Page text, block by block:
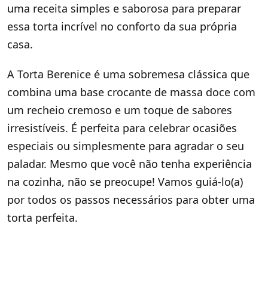
uma receita simples e saborosa para preparar
essa torta incrível no conforto da sua própria
casa.
A Torta Berenice é uma sobremesa clássica que
combina uma base crocante de massa doce com
um recheio cremoso e um toque de sabores
irresistíveis. É perfeita para celebrar ocasiões
especiais ou simplesmente para agradar o seu
paladar. Mesmo que você não tenha experiência
na cozinha, não se preocupe! Vamos guiá-lo(a)
por todos os passos necessários para obter uma
torta perfeita.